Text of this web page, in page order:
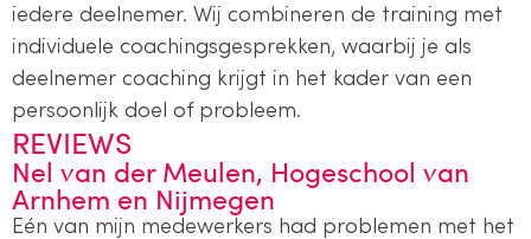
iedere deelnemer. Wij combineren de training met
individuele coachingsgesprekken, waarbij je als
deelnemer coaching krijgt in het kader van een
persoonlijk doel of probleem.
REVIEWS
Nel van der Meulen, Hogeschool van
Arnhem en Nijmegen
Eén van mijn medewerkers had problemen met het